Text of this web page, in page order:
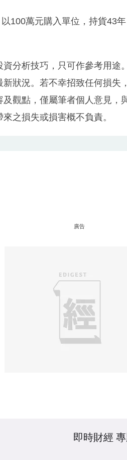
100萬元購入單位，持貨43
分析技巧，只可作參考用途
狀況。若不幸招致任何損失
觀點，僅屬筆者個人意見，
之損失或損害概不負責。
廣告
即時財經